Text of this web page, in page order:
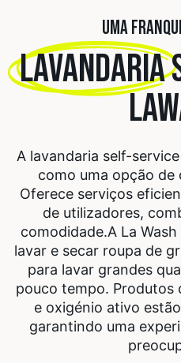
UMA
LAVANDARIA
A lavandaria self-
como uma opção de
Oferece serviços
de utilizadores,
comodidade.A La
lavar e secar roupa de
para lavar grandes
pouco tempo. Produtos
e oxigénio ativo
garantindo uma